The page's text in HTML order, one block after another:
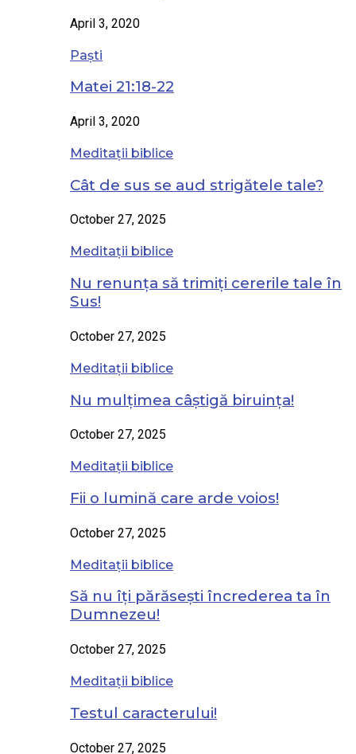
April 3, 2020
Paști
Matei 21:18-22
April 3, 2020
Meditații biblice
Cât de sus se aud strigătele tale?
October 27, 2025
Meditații biblice
Nu renunța să trimiți cererile tale în
Sus!
October 27, 2025
Meditații biblice
Nu mulțimea câștigă biruința!
October 27, 2025
Meditații biblice
Fii o lumină care arde voios!
October 27, 2025
Meditații biblice
Să nu îți părăsești încrederea ta în
Dumnezeu!
October 27, 2025
Meditații biblice
Testul caracterului!
October 27, 2025